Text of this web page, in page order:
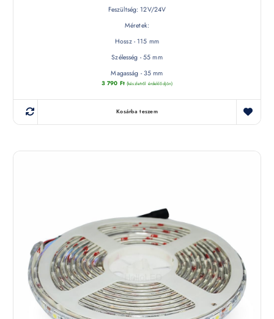
Feszültség: 12V/24V
Méretek:
Hossz - 115 mm
Szélesség - 55 mm
Magasság - 35 mm
3 790 Ft (készletről érdeklődjön)
Kosárba teszem